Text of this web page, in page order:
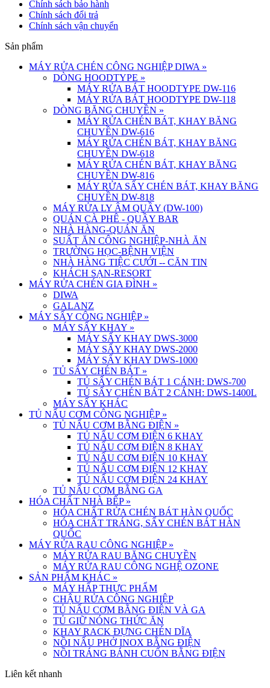
Chính sách bảo hành
Chính sách đổi trả
Chính sách vận chuyển
Sản phẩm
MÁY RỬA CHÉN CÔNG NGHIỆP DIWA »
DÒNG HOODTYPE »
MÁY RỬA BÁT HOODTYPE DW-116
MÁY RỬA BÁT HOODTYPE DW-118
DÒNG BĂNG CHUYỀN »
MÁY RỬA CHÉN BÁT, KHAY BĂNG
CHUYỀN DW-616
MÁY RỬA CHÉN BÁT, KHAY BĂNG
CHUYỀN DW-618
MÁY RỬA CHÉN BÁT, KHAY BĂNG
CHUYỀN DW-816
MÁY RỬA SẤY CHÉN BÁT, KHAY BĂNG
CHUYỀN DW-818
MÁY RỬA LY ÂM QUẦY (DW-100)
QUÁN CÀ PHÊ - QUẦY BAR
NHÀ HÀNG-QUÁN ĂN
SUẤT ĂN CÔNG NGHIỆP-NHÀ ĂN
TRƯỜNG HỌC-BỆNH VIỆN
NHÀ HÀNG TIỆC CƯỚI -- CĂN TIN
KHÁCH SẠN-RESORT
MÁY RỬA CHÉN GIA ĐÌNH »
DIWA
GALANZ
MÁY SẤY CÔNG NGHIỆP »
MÁY SẤY KHAY »
MÁY SẤY KHAY DWS-3000
MÁY SẤY KHAY DWS-2000
MÁY SẤY KHAY DWS-1000
TỦ SẤY CHÉN BÁT »
TỦ SẤY CHÉN BÁT 1 CÁNH: DWS-700
TỦ SẤY CHÉN BÁT 2 CÁNH: DWS-1400L
MÁY SẤY KHÁC
TỦ NẤU CƠM CÔNG NGHIỆP »
TỦ NẤU CƠM BẰNG ĐIỆN »
TỦ NẤU CƠM ĐIỆN 6 KHAY
TỦ NẤU CƠM ĐIỆN 8 KHAY
TỦ NẤU CƠM ĐIỆN 10 KHAY
TỦ NẤU CƠM ĐIỆN 12 KHAY
TỦ NẤU CƠM ĐIỆN 24 KHAY
TỦ NẤU CƠM BẰNG GA
HÓA CHẤT NHÀ BẾP »
HÓA CHẤT RỬA CHÉN BÁT HÀN QUỐC
HÓA CHẤT TRÁNG, SẤY CHÉN BÁT HÀN
QUỐC
MÁY RỬA RAU CÔNG NGHIỆP »
MÁY RỬA RAU BĂNG CHUYỀN
MÁY RỬA RAU CÔNG NGHỆ OZONE
SẢN PHẨM KHÁC »
MÁY HẤP THỰC PHẨM
CHẬU RỬA CÔNG NGHIỆP
TỦ NẤU CƠM BẰNG ĐIỆN VÀ GA
TỦ GIỮ NÓNG THỨC ĂN
KHAY RACK ĐỰNG CHÉN DĨA
NỒI NẤU PHỞ INOX BẰNG ĐIỆN
NỒI TRÁNG BÁNH CUỐN BẰNG ĐIỆN
Liên kết nhanh